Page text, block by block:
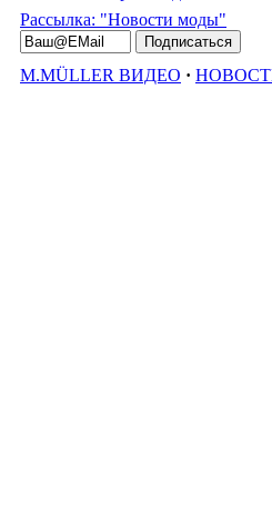
Рассылка: "Новости моды"
M.MÜLLER ВИДЕО ·